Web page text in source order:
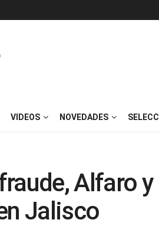
VIDEOS NOVEDADES
Alfaro
Jalisco